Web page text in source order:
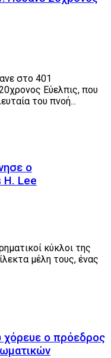
στο 401
Εύελπις, που
του πνοή...
ο
H. Lee
κύκλοι της
μέλη τους, ένας
ο πρόεδρος